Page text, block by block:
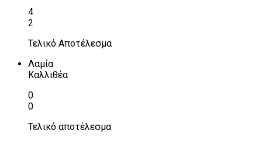
4
2
Τελικό Αποτέλεσμα
Λαμία
Καλλιθέα
0
0
Τελικό αποτέλεσμα